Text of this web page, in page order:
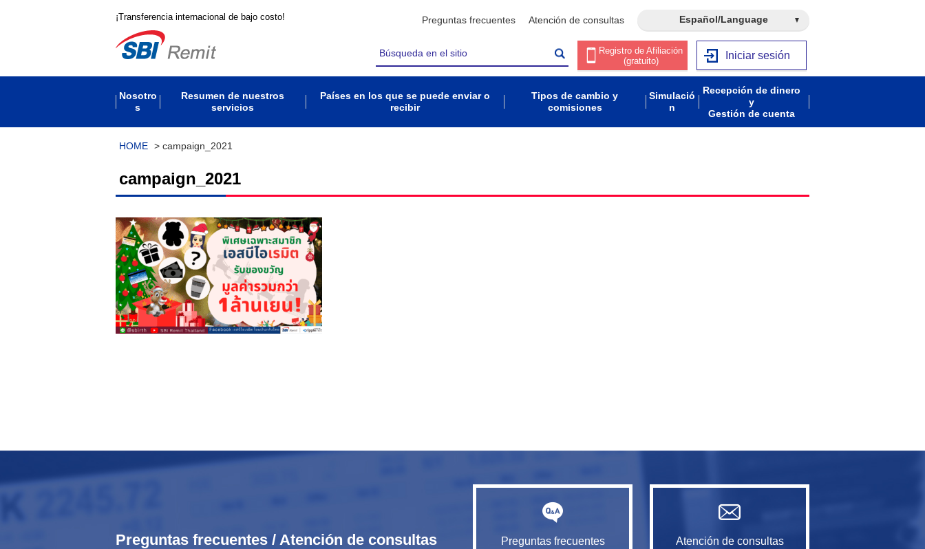
¡Transferencia internacional de bajo costo! Preguntas frecuentes Atención de consultas Español/Language
Registro de Afiliación
(gratuito)
Iniciar sesión
Nosotro
s
Resumen de nuestros
servicios
Países en los que se puede enviar o
recibir
Tipos de cambio y
comisiones
Simulació
n
Recepción de dinero
y
Gestión de cuenta
HOME > campaign_2021
campaign_2021
Preguntas frecuentes / Atención de consultas Preguntas frecuentes Atención de consultas